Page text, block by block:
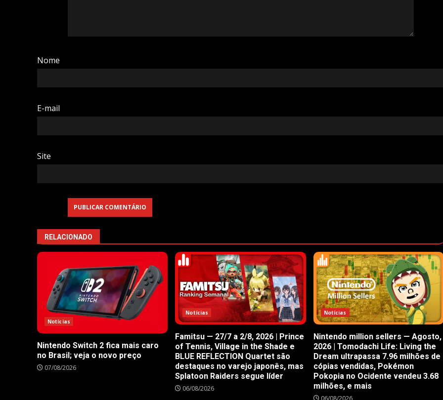
Nome
E-mail
Site
RELACIONADO
Notícias
Nintendo Switch 2 fica mais caro
no Brasil; veja o novo preço
07/08/2026
Notícias
Famitsu — 27/7 a 2/8, 2026 | Prince
of Tennis, Village in the Shade e
BLUE REFLECTION Quartet são
destaques no varejo japonês, mas
Splatoon Raiders segue líder
06/08/2026
Notícias
Nintendo million sellers — Agosto,
2026 | Tomodachi Life: Living the
Dream ultrapassa 7.96 milhões de
cópias vendidas, Pokémon
Pokopia no Ocidente vendeu 3.68
milhões, e mais
06/08/2026